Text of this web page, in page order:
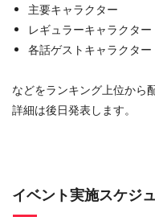
主要キャラクター
レギュラーキャラクター
各話ゲストキャラクター
などをランキング上位から
詳細は後日発表します。
イベント実施スケジ